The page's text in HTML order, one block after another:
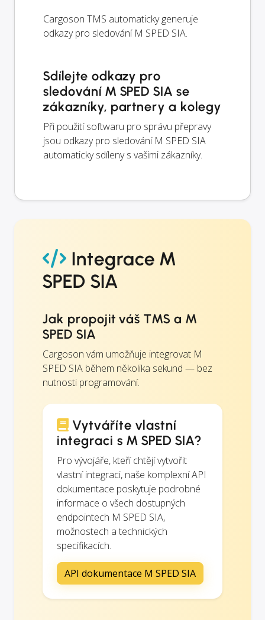
Cargoson TMS automaticky generuje
odkazy pro sledování M SPED SIA.
Sdílejte odkazy pro
sledování M SPED SIA se
zákazníky, partnery a kolegy
Při použití softwaru pro správu přepravy
jsou odkazy pro sledování M SPED SIA
automaticky sdíleny s vašimi zákazníky.
Integrace M
SPED SIA
Jak propojit váš TMS a M
SPED SIA
Cargoson vám umožňuje integrovat M
SPED SIA během několika sekund — bez
nutnosti programování.
Vytváříte vlastní
integraci s M SPED SIA?
Pro vývojáře, kteří chtějí vytvořit
vlastní integraci, naše komplexní API
dokumentace poskytuje podrobné
informace o všech dostupných
endpointech M SPED SIA,
možnostech a technických
specifikacích.
API dokumentace M SPED SIA